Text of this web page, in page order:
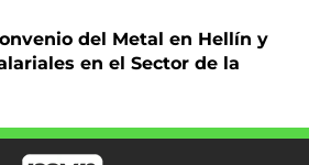
del Metal en Hellín y
en el Sector de la